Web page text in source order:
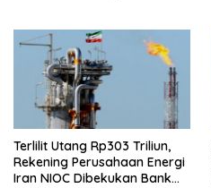
Terlilit Utang Rp303 Triliun,
Rekening Perusahaan Energi
Iran NIOC Dibekukan Bank